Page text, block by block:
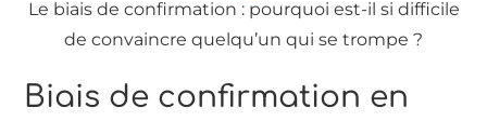
Le biais de confirmation : pourquoi est-il si difficile
de convaincre quelqu’un qui se trompe ?
Biais de confirmation en